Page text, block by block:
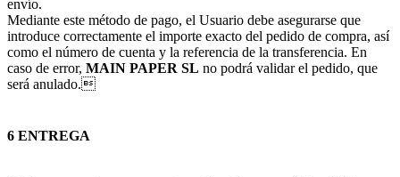
envío.
Mediante este método de pago, el Usuario debe asegurarse que
introduce correctamente el importe exacto del pedido de compra, así
como el número de cuenta y la referencia de la transferencia. En
caso de error, MAIN PAPER SL no podrá validar el pedido, que
será anulado.
6 ENTREGA